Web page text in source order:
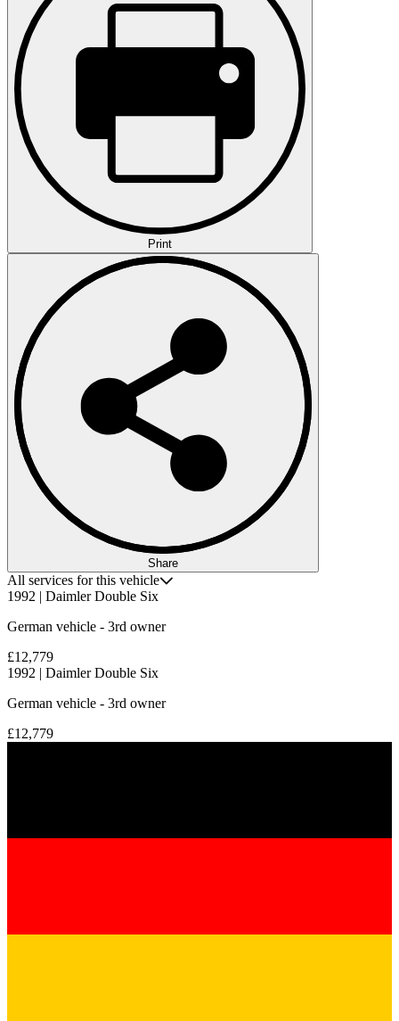
Print
Share
All services for this vehicle
1992 | Daimler Double Six
German vehicle - 3rd owner
£12,779
1992 | Daimler Double Six
German vehicle - 3rd owner
£12,779